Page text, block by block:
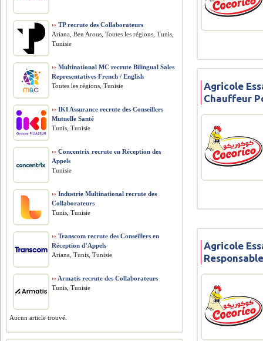
Agricole
Chauffeur
Agricole
›› TP recrute des Collaborateurs
Ariana, Ben Arous, Toutes les régions, Tunis,
Tunisie
›› Multinational MC recrute Bilingual Sales
Representatives French / English
Toutes les régions, Tunisie
›› IKI Assurance recrute des Conseillers
Mutuelle Santé
Tunis, Tunisie
›› Concentrix recrute en Réception des
Appels
Tunisie
›› Industrie Multinational recrute des
Collaborateurs
Tunis, Tunisie
›› Transcom recrute des Conseillers en
Réception d’Appels
Ariana, Tunis, Tunisie
›› Armatis recrute des Collaborateurs
Tunis, Tunisie
Aucun article trouvé.